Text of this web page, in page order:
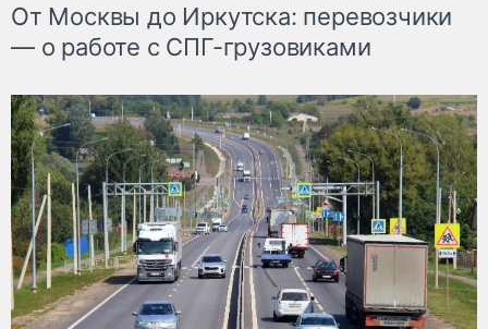
От Москвы до Иркутска: перевозчики
— о работе с СПГ-грузовиками